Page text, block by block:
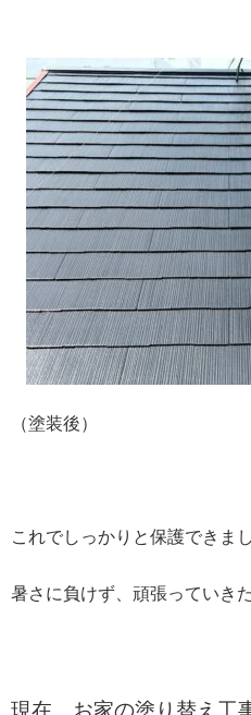
（塗装後）
これでしっかりと保護できま
暑さに負けず、頑張っていき
現在、お家の塗り替え工